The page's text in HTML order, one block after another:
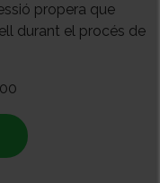
propera que
durant el procés de